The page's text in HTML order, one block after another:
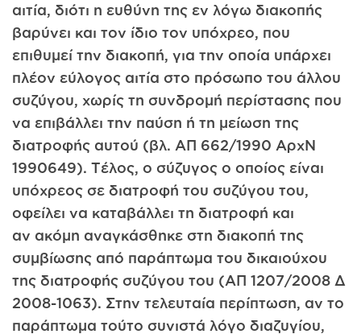
αιτία, διότι η ευθύνη της εν λόγω διακοπής
βαρύνει και τον ίδιο τον υπόχρεο, που
επιθυμεί την διακοπή, για την οποία υπάρχει
πλέον εύλογος αιτία στο πρόσωπο του άλλου
συζύγου, χωρίς τη συνδρομή περίστασης που
να επιβάλλει την παύση ή τη μείωση της
διατροφής αυτού (βλ. ΑΠ 662/1990 ΑρχΝ
1990­649). Τέλος, ο σύζυγος ο οποίος είναι
υπόχρεος σε διατροφή του συζύγου του,
οφείλει να καταβάλλει τη διατροφή και
αν ακόμη αναγκάσθηκε στη διακοπή της
συμβίωσης από παράπτωμα του δικαιούχου
της διατροφής συζύγου του (ΑΠ 1207/2008 Δ
2008-1063). Στην τελευταία περίπτωση, αν το
παράπτωμα τούτο συνιστά λόγο διαζυγίου,